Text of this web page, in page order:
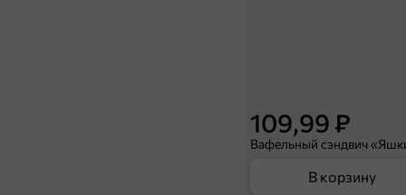
109,99 ₽
В корзину